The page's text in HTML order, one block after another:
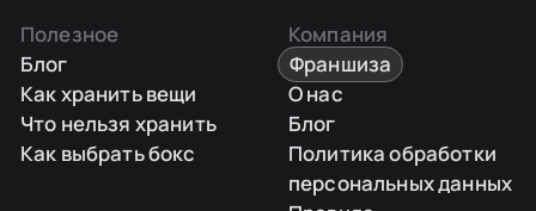
Полезное
Блог
Как хранить вещи
Что нельзя хранить
Как выбрать бокс
Компания
Франшиза
О нас
Блог
Политика обработки
персональных данных